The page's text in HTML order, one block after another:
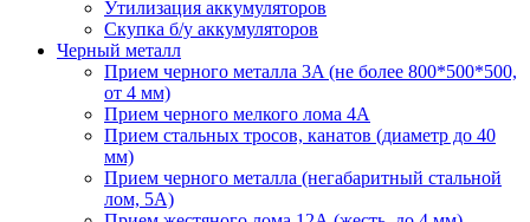
Утилизация аккумуляторов
Скупка б/у аккумуляторов
Черный металл
Прием черного металла 3A (не более 800*500*500,
от 4 мм)
Прием черного мелкого лома 4А
Прием стальных тросов, канатов (диаметр до 40
мм)
Прием черного металла (негабаритный стальной
лом, 5A)